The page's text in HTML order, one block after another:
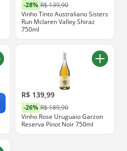
-28% R$ 139,90
Vinho Tinto Australiano Sisters
Run Mclaren Valley Shiraz
750ml
R$ 139,99
-26% R$ 189,90
Vinho Rose Uruguaio Garzon
Reserva Pinot Noir 750ml